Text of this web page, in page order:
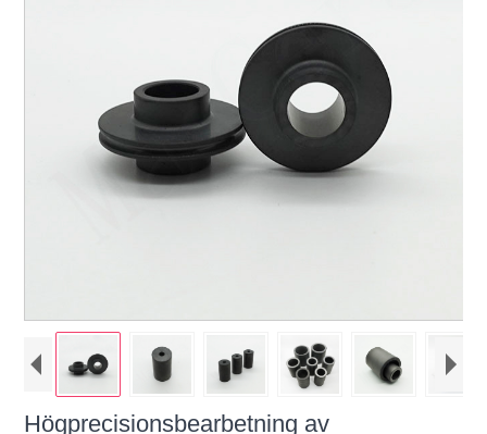
Högprecisionsbearbetning av